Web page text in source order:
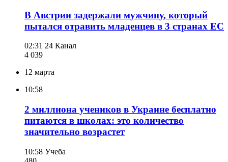
В Австрии задержали мужчину, который
пытался отравить младенцев в 3 странах ЕС
02:31 24 Канал
4 039
12 марта
10:58
2 миллиона учеников в Украине бесплатно
питаются в школах: это количество
значительно возрастет
10:58 Учеба